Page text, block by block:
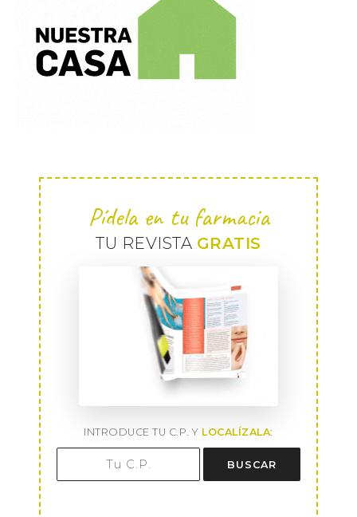
Pídela en tu farmacia
TU REVISTA GRATIS
INTRODUCE TU C.P. Y LOCALÍZALA:
BUSCAR